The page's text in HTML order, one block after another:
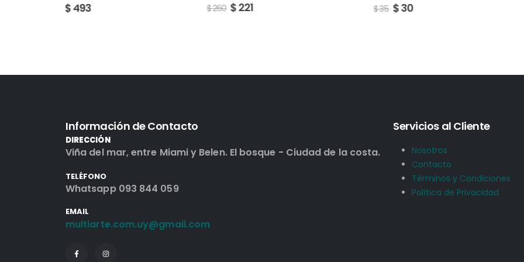
$260 $ $ 35 $
Información de Contacto
DIRECCIÓN
Viña del mar, entre Miami y Belen. El bosque - Ciudad de la costa.
TELÉFONO
Whatsapp 093 844 059
EMAIL
multiarte.com.uy@gmail.com
Servicios al Cliente
Nosotros
Contacto
Términos y Condiciones
Política de Privacidad